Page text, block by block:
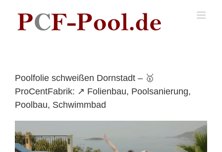
content
Poolfolie schweißen Dornstadt – 🥇
ProCentFabrik: ↗️ Folienbau, Poolsanierung,
Poolbau, Schwimmbad